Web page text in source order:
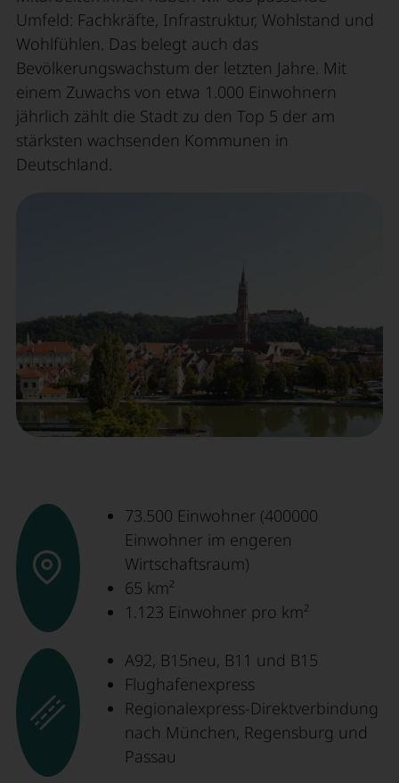
Umfeld: Fachkräfte, Infrastruktur, Wohlstand und
Wohlfühlen. Das belegt auch das
Bevölkerungswachstum der letzten Jahre. Mit
einem Zuwachs von etwa 1.000 Einwohnern
jährlich zählt die Stadt zu den Top 5 der am
stärksten wachsenden Kommunen in
Deutschland.
73.500 Einwohner (400000
Einwohner im engeren
Wirtschaftsraum)
65 km²
1.123 Einwohner pro km²
A92, B15neu, B11 und B15
Flughafenexpress
Regionalexpress-Direktverbindung
nach München, Regensburg und
Passau